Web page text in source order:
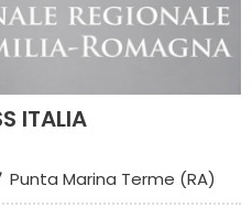
ITALIA
Punta Marina Terme (RA)